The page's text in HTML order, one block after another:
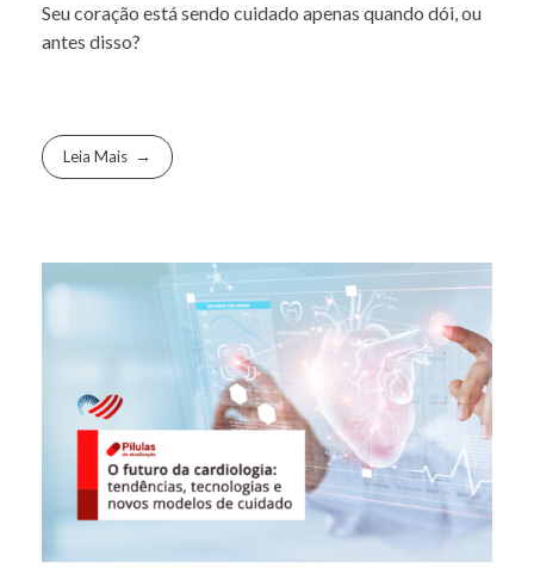
Seu coração está sendo cuidado apenas quando dói, ou
antes disso?
Leia Mais